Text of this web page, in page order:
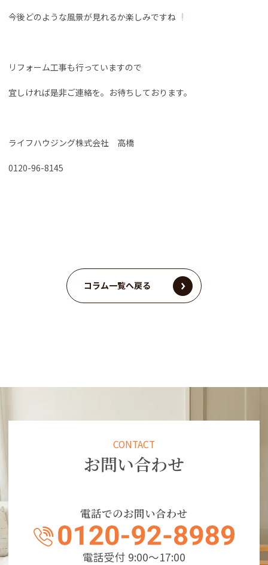
今後どのような風景が見れるか楽しみですね
リフォーム工事も行っていますので
宜しければ是非ご連絡を。お待ちしております。
ライフハウジング株式会社 高橋
0120-96-8145
コラム一覧へ戻る
CONTACT
お問い合わせ
電話でのお問い合わせ
電話受付 9:00～17:00